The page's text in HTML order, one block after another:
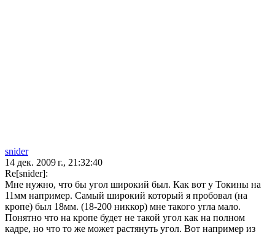
snider
14 дек. 2009 г., 21:32:40
Re[snider]:
Мне нужно, что бы угол широкий был. Как вот у Токины на
11мм например. Самый широкий который я пробовал (на
кропе) был 18мм. (18-200 никкор) мне такого угла мало.
Понятно что на кропе будет не такой угол как на полном
кадре, но что то же может растянуть угол. Вот например из